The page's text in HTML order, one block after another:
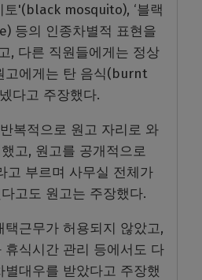
토'(black mosquito), ‘블랙
등의 인종차별적 표현을
, 다른 직원들에게는 정상
고에게는 탄 음식(burnt
다고 주장했다.
복적으로 원고 자리로 와
고, 원고를 공개적으로
고 부르며 사무실 전체가
고도 원고는 주장했다.
근무가 허용되지 않았고,
식시간 관리 등에서도 다
대우를 받았다고 주장했